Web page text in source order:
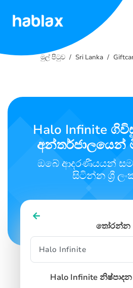
සේවා
අමතන්න
SIGN INSIGN UP
මුල් පිටුව Sri Lanka
Halo Infinite
අන්තර්ජාලයෙන්
ඔබේ ආදරණීයයන්
සිටින්න ශ්‍රී
තෝරන්න
Halo Infinite